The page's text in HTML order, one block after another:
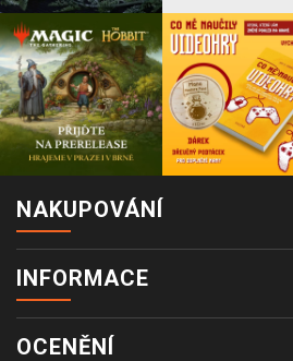
NAKUPOVÁNÍ
INFORMACE
OCENĚNÍ